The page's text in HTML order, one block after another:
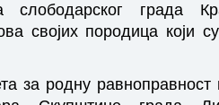
слободарског града
својих породица који
за родну